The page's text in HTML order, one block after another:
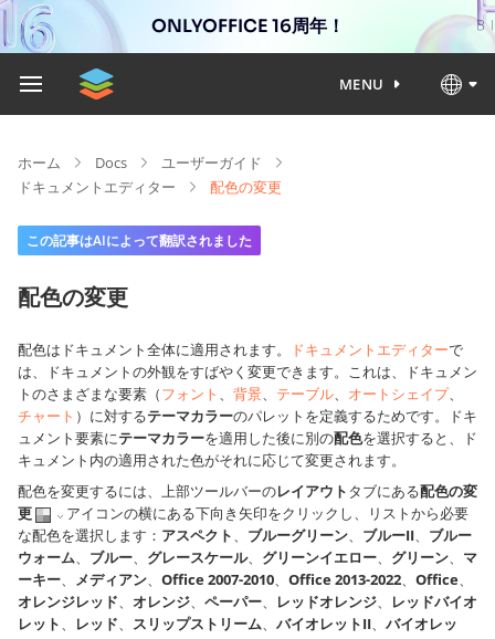
ONLYOFFICE 16周年！
MENU
ホーム Docs
ユーザーガイド
ドキュメントエディター
配色の変更
この記事はAIによって翻訳されました
配色の変更
配色はドキュメント全体に適用されます。 ドキュメントエディターで
は、ドキュメントの外観をすばやく変更できます。これは、ドキュメン
トのさまざまな要素（フォント 、 背景、 テーブル、 オートシェイプ、
チャート ）に対するテーマカラーのパレットを定義するためです。ドキ
ュメント要素にテーマカラーを適用した後に別の配色を選択すると、ド
キュメント内の適用された色がそれに応じて変更されます。
配色を変更するには、上部ツールバーのレイアウトタブにある配色の変
更
アイコンの横にある下向き矢印をクリックし、リストから必要
な配色を選択します： アスペクト、 ブルーグリーン、 ブルーII、 ブルー
ウォーム、 ブルー、 グレースケール、 グリーンイエロー、 グリーン、 マ
ーキー、 メディアン、 Office 2007-2010、 Office 2013-2022、 Office、
オレンジレッド、 オレンジ、 ペーパー、 レッドオレンジ、
レッドバイオ
レット、 レッド、 スリップストリーム、 バイオレットII、 バイオレッ